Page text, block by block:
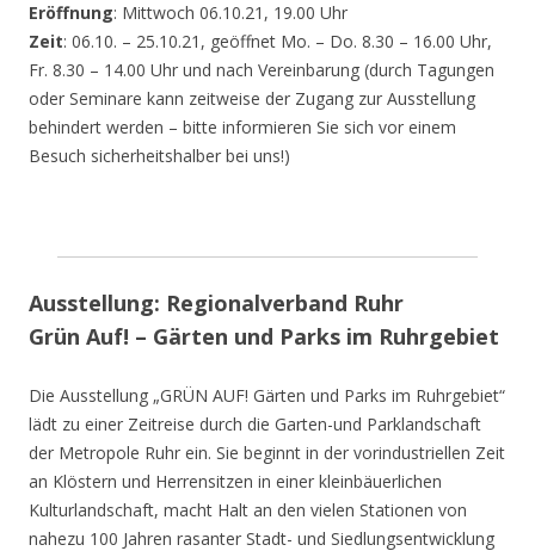
Eröffnung: Mittwoch 06.10.21, 19.00 Uhr
Zeit: 06.10. – 25.10.21, geöffnet Mo. – Do. 8.30 – 16.00 Uhr,
Fr. 8.30 – 14.00 Uhr und nach Vereinbarung (durch Tagungen
oder Seminare kann zeitweise der Zugang zur Ausstellung
behindert werden – bitte informieren Sie sich vor einem
Besuch sicherheitshalber bei uns!)
Ausstellung: Regionalverband Ruhr
Grün Auf! – Gärten und Parks im Ruhrgebiet
Die Ausstellung „GRÜN AUF! Gärten und Parks im Ruhrgebiet“
lädt zu einer Zeitreise durch die Garten-und Parklandschaft
der Metropole Ruhr ein. Sie beginnt in der vorindustriellen Zeit
an Klöstern und Herrensitzen in einer kleinbäuerlichen
Kulturlandschaft, macht Halt an den vielen Stationen von
nahezu 100 Jahren rasanter Stadt- und Siedlungsentwicklung